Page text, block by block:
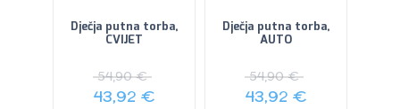
Dječja putna torba,
CVIJET
54,90€
43,92 €
Dječja putna torba,
AUTO
54,90€
43,92 €